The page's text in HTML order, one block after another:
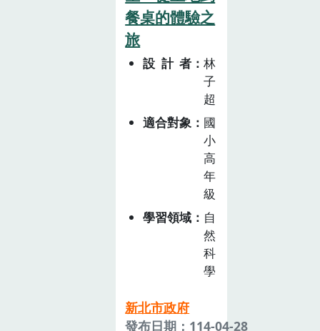
論、創作與食農
活動，讓學生能
夠在真實脈絡中
理解傳統技藝的
美與挑戰，也感
受到文化保存的
重要性與自身的
環境保護的意
識。
繼站作為與地方
農產連結，結合
地方的黑毛豬、
山藥、野薑花等
友善農產設計一
個淡蘭飯包，並
透過解說與實作
的歷程，讓學習
者實際感受天然
的大地食材，並
在過程中倡議環
境保護及綠色飲
食的重要性。本
課程實施淡蘭飯
包的課程之前老
師帶領學員於雙
溪老街進行採
餐桌的體驗之
旅
設計者
林
子
超
適合對象
國
小
高
年
級
學習領域
自
然
科
學
新北市政府
發布日期：114-04-28